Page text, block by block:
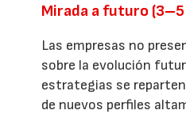
Mirada a futuro (3–5
Las empresas no
sobre la evolución
estrategias se
de nuevos perfiles